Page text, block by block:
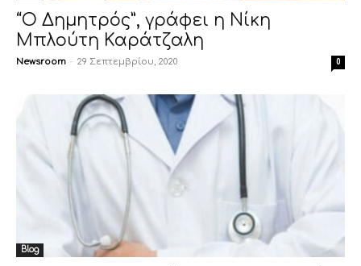
“Ο Δημητρός”, γράφει η Νίκη
Μπλούτη Καράτζαλη
Newsroom - 29 Σεπτεμβρίου, 2020 0
Blog